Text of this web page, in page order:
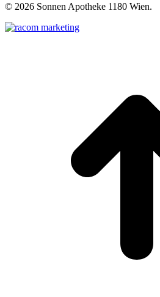
© 2026 Sonnen Apotheke 1180 Wien.